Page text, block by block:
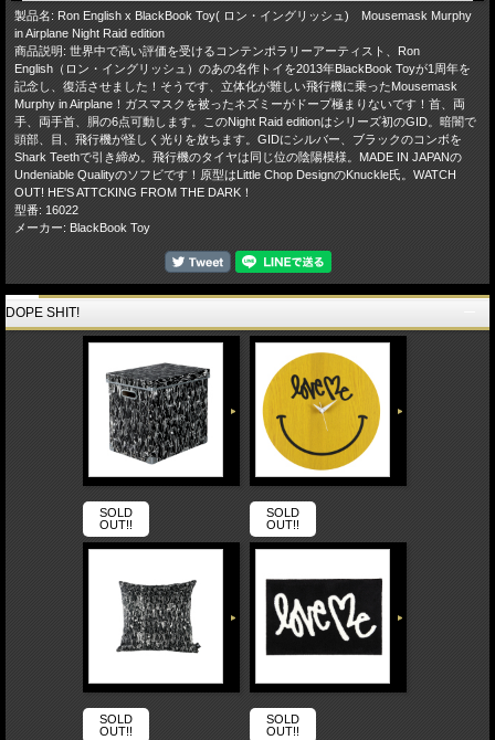
製品名: Ron English x BlackBook Toy( ロン・イングリッシュ) Mousemask Murphy
in Airplane Night Raid edition
商品説明: 世界中で高い評価を受けるコンテンポラリーアーティスト、Ron
English（ロン・イングリッシュ）のあの名作トイを2013年BlackBook Toyが1周年を
記念し、復活させました！そうです、立体化が難しい飛行機に乗ったMousemask
Murphy in Airplane！ガスマスクを被ったネズミーがドープ極まりないです！首、両
手、両手首、胴の6点可動します。このNight Raid editionはシリーズ初のGID。暗闇で
頭部、目、飛行機が怪しく光りを放ちます。GIDにシルバー、ブラックのコンボを
Shark Teethで引き締め。飛行機のタイヤは同じ位の陰陽模様。MADE IN JAPANの
Undeniable Qualityのソフビです！原型はLittle Chop DesignのKnuckle氏。WATCH
OUT! HE'S ATTCKING FROM THE DARK！
型番: 16022
メーカー: BlackBook Toy
DOPE SHIT!
SOLD
OUT!!
SOLD
OUT!!
SOLD
OUT!!
SOLD
OUT!!